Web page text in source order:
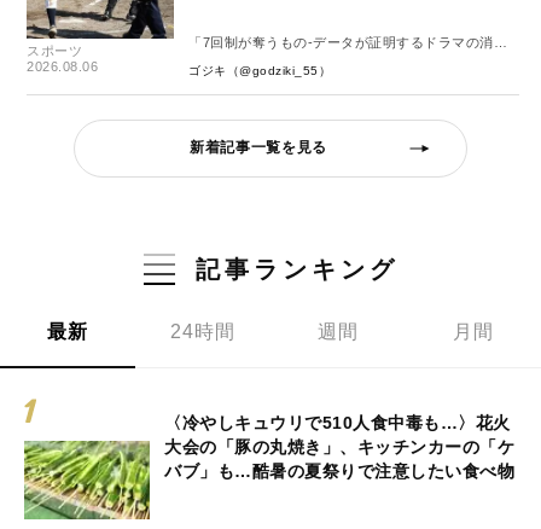
スポーツ
2026.08.06
「7回制が奪うもの-データが証明するドラマの消
失-」
ゴジキ（@godziki_55）
新着記事一覧を見る
記事ランキング
最新 24時間 週間 月間
〈冷やしキュウリで510人食中毒も…〉花火
大会の「豚の丸焼き」、キッチンカーの「ケ
バブ」も…酷暑の夏祭りで注意したい食べ物